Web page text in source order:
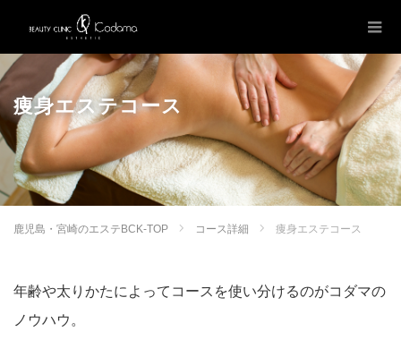
痩身エステコース
鹿児島・宮崎のエステBCK-TOP コース詳細 痩身エステコース
年齢や太りかたによってコースを使い分けるのがコダマの
ノウハウ。